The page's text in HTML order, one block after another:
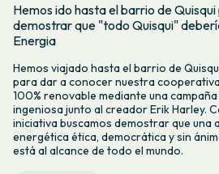
Hemos ido hasta el barrio de
demostrar que "todo Quisqui"
Energia
Hemos viajado hasta el barrio de
para dar a conocer nuestra
100% renovable mediante una
ingeniosa junto al creador Erik Harley.
iniciativa buscamos demostrar que una
energética ética, democrática y sin
está al alcance de todo el mundo.